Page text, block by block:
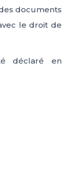
documents
le droit de
déclaré en